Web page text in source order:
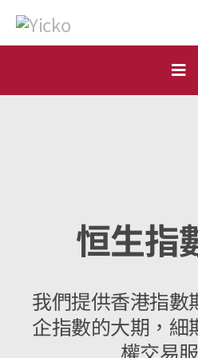
Skip
to
開戶申請
市場點評
表格下載
恒生指
我們提供香港指數
企指數的大期，細
權交易